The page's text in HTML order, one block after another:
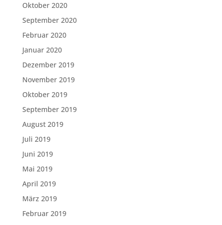
Oktober 2020
September 2020
Februar 2020
Januar 2020
Dezember 2019
November 2019
Oktober 2019
September 2019
August 2019
Juli 2019
Juni 2019
Mai 2019
April 2019
März 2019
Februar 2019